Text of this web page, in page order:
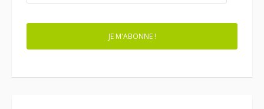
MAIL
JE M'ABONNE !